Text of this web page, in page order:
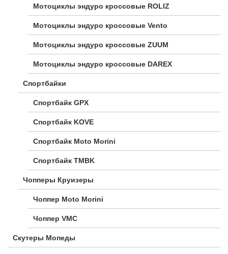
Мотоциклы эндуро кроссовые ROLIZ
Мотоциклы эндуро кроссовые Vento
Мотоциклы эндуро кроссовые ZUUM
Мотоциклы эндуро кроссовые DAREX
Спортбайки
Спортбайк GPX
Спортбайк KOVE
Спортбайк Moto Morini
Спортбайк TMBK
Чопперы Круизеры
Чоппер Moto Morini
Чоппер VMC
Скутеры Мопеды